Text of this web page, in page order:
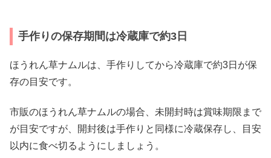
手作りの保存期間は冷蔵庫で約3日
ほうれん草ナムルは、手作りしてから冷蔵庫で約3日が保
存の目安です。
市販のほうれん草ナムルの場合、未開封時は賞味期限まで
が目安ですが、開封後は手作りと同様に冷蔵保存し、目安
以内に食べ切るようにしましょう。